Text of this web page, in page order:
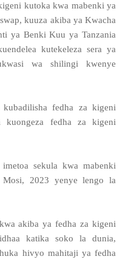
kutoka kwa mabenki ya
kuuza akiba ya Kwacha
ya Benki Kuu ya Tanzania
kutekeleza sera ya
wa shilingi kwenye
fedha za kigeni
fedha za kigeni
sekula kwa mabenki
Mosi, 2023 yenye lengo la
akiba ya fedha za kigeni
katika soko la dunia,
hivyo mahitaji ya fedha